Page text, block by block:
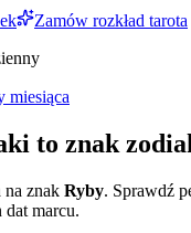
Zamów rozkład tarota
miesiąca
to znak
na znak Ryby. Sprawdź
dat marcu.